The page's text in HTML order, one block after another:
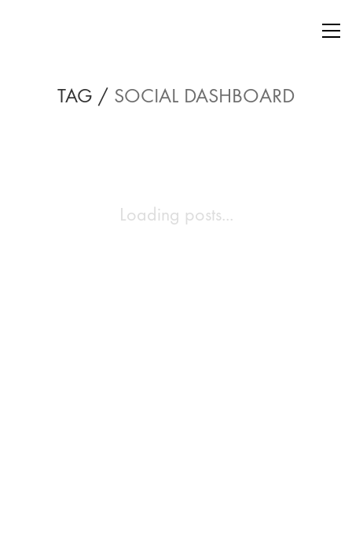
TAG / SOCIAL DASHBOARD
Loading posts...